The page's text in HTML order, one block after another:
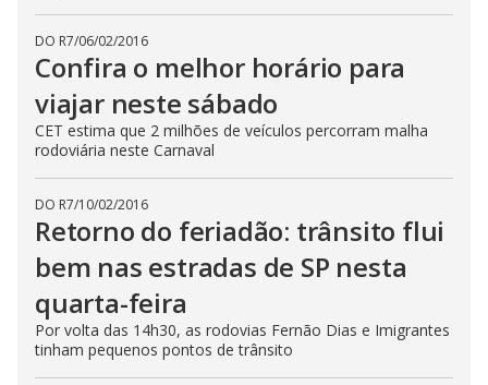
DO R7/06/02/2016
Confira o melhor horário para
viajar neste sábado
CET estima que 2 milhões de veículos percorram malha
rodoviária neste Carnaval
DO R7/10/02/2016
Retorno do feriadão: trânsito flui
bem nas estradas de SP nesta
quarta-feira
Por volta das 14h30, as rodovias Fernão Dias e Imigrantes
tinham pequenos pontos de trânsito